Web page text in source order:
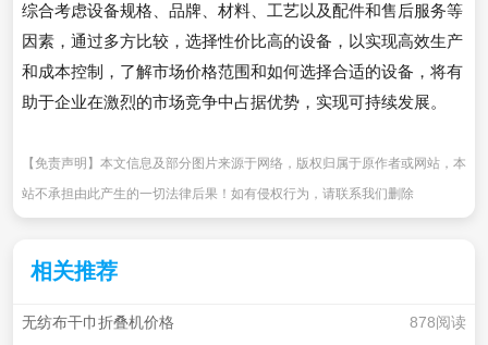
综合考虑设备规格、品牌、材料、工艺以及配件和售后服务等
因素，通过多方比较，选择性价比高的设备，以实现高效生产
和成本控制，了解市场价格范围和如何选择合适的设备，将有
助于企业在激烈的市场竞争中占据优势，实现可持续发展。
【免责声明】本文信息及部分图片来源于网络，版权归属于原作者或网站，本
站不承担由此产生的一切法律后果！如有侵权行为，请联系我们删除
相关推荐
无纺布干巾折叠机价格 878阅读